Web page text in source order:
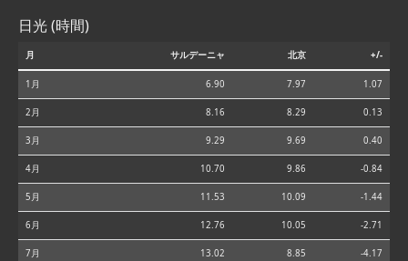
日光 (時間)
月 サルデーニャ 北京 +/-
1月 6.90 7.97 1.07
2月 8.16 8.29 0.13
3月 9.29 9.69 0.40
4月 10.70 9.86 -0.84
5月 11.53 10.09 -1.44
6月 12.76 10.05 -2.71
7月 13.02 8.85 -4.17